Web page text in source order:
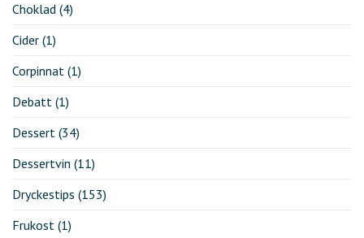
Choklad (4)
Cider (1)
Corpinnat (1)
Debatt (1)
Dessert (34)
Dessertvin (11)
Dryckestips (153)
Frukost (1)